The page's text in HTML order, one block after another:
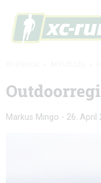
Markus Mingo - 26. April